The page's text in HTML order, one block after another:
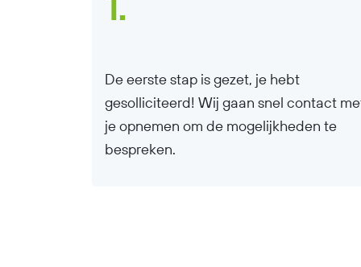
De eerste stap is gezet, je hebt
gesolliciteerd! Wij gaan snel contact
je opnemen om de mogelijkheden te
bespreken.